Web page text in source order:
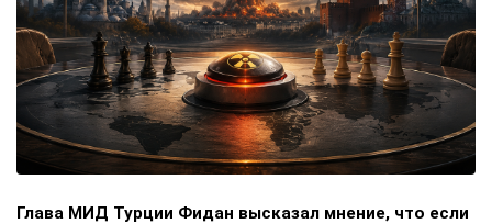
Глава МИД Турции Фидан высказал мнение, что если